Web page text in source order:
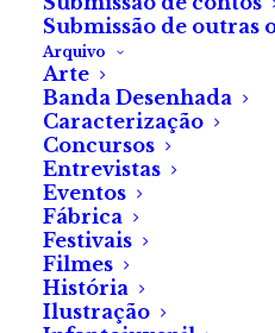
Submissão de outras
Arquivo
Arte
Banda Desenhada
Caracterização
Concursos
Entrevistas
Eventos
Fábrica
Festivais
Filmes
História
Ilustração
acesso à sessão.
Quantidade
de
Vale
de
oferta
da
Fábrica
do
Categoria